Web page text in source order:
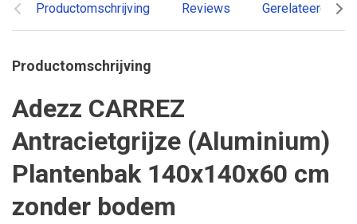
Productomschrijving Reviews Gerelateerde
Productomschrijving
Adezz CARREZ
Antracietgrijze (Aluminium)
Plantenbak 140x140x60 cm
zonder bodem